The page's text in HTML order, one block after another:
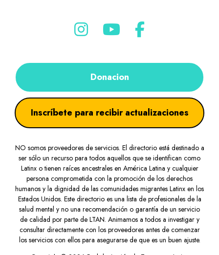
Donacion
Inscríbete para recibir actualizaciones
NO somos proveedores de servicios. El directorio está destinado a
ser sólo un recurso para todos aquellos que se identifican como
Latinx o tienen raíces ancestrales en América Latina y cualquier
persona comprometida con la promoción de los derechos
humanos y la dignidad de las comunidades migrantes Latinx en los
Estados Unidos. Este directorio es una lista de profesionales de la
salud mental y no una recomendación o garantía de un servicio
de calidad por parte de LTAN. Animamos a todos a investigar y
consultar directamente con los proveedores antes de comenzar
los servicios con ellos para asegurarse de que es un buen ajuste.